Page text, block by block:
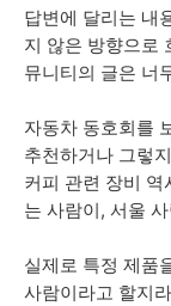
답변에 달리는 내
지 않은 방향으로
뮤니티의 글은 너
자동차 동호회를
추천하거나 그렇
커피 관련 장비 역
는 사람이, 서울
실제로 특정 제품
사람이라고 할지